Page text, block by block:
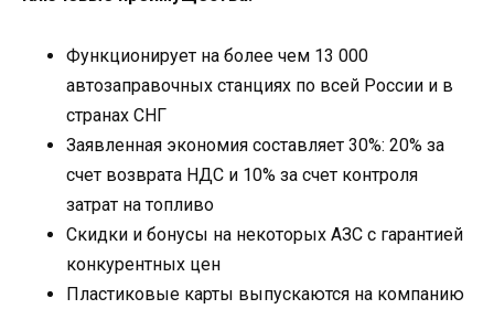
Функционирует на более чем 13 000
автозаправочных станциях по всей России и в
странах СНГ
Заявленная экономия составляет 30%: 20% за
счет возврата НДС и 10% за счет контроля
затрат на топливо
Скидки и бонусы на некоторых АЗС с гарантией
конкурентных цен
Пластиковые карты выпускаются на компанию